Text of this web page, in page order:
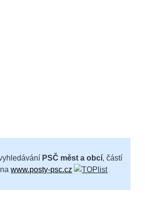
PSČ měst a obcí, částí
nawww.posty-psc.cz